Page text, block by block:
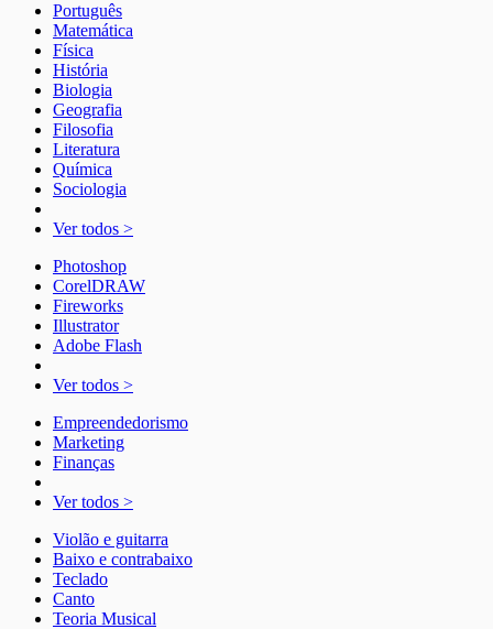
Português
Matemática
Física
História
Biologia
Geografia
Filosofia
Literatura
Química
Sociologia
Ver todos >
Photoshop
CorelDRAW
Fireworks
Illustrator
Adobe Flash
Ver todos >
Empreendedorismo
Marketing
Finanças
Ver todos >
Violão e guitarra
Baixo e contrabaixo
Teclado
Canto
Teoria Musical